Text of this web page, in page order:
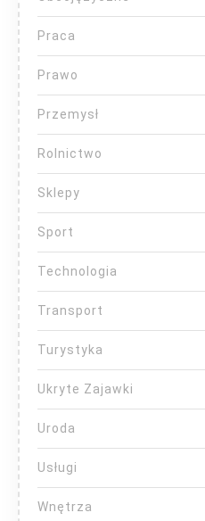
Praca
Prawo
Przemysł
Rolnictwo
Sklepy
Sport
Technologia
Transport
Turystyka
Ukryte Zajawki
Uroda
Usługi
Wnętrza